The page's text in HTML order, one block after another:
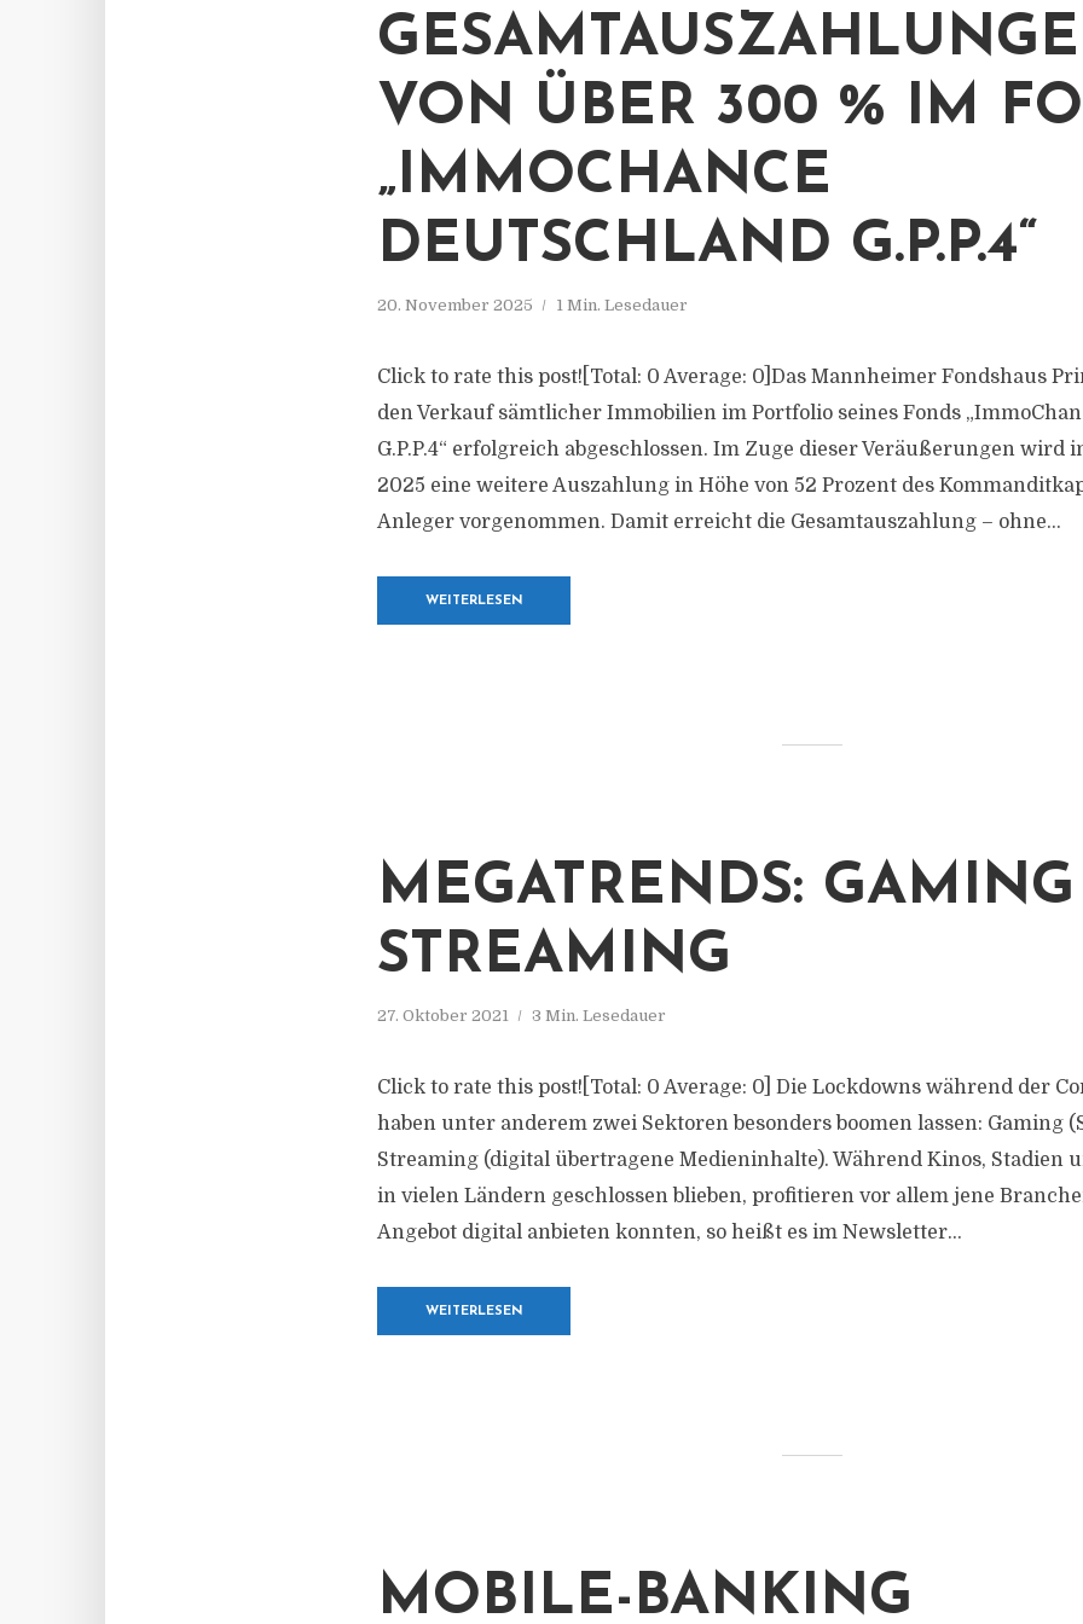
VON ÜBER 300 % IM
„IMMOCHANCE
DEUTSCHLAND G.P.P.4“
20. November 2025 1 Min. Lesedauer
Click to rate this post![Total: 0 Average: 0]Das Mannheimer Fondshaus
den Verkauf sämtlicher Immobilien im Portfolio seines Fonds
G.P.P.4“ erfolgreich abgeschlossen. Im Zuge dieser Veräußerungen wird
2025 eine weitere Auszahlung in Höhe von 52 Prozent des
Anleger vorgenommen. Damit erreicht die Gesamtauszahlung – ohne...
WEITERLESEN
MEGATRENDS:
STREAMING
27. Oktober 2021 3 Min. Lesedauer
Click to rate this post![Total: 0 Average: 0] Die Lockdowns während der
haben unter anderem zwei Sektoren besonders boomen lassen: Gaming
Streaming (digital übertragene Medieninhalte). Während Kinos, Stadien
in vielen Ländern geschlossen blieben, profitieren vor allem jene
Angebot digital anbieten konnten, so heißt es im Newsletter...
WEITERLESEN
MOBILE-BANKING